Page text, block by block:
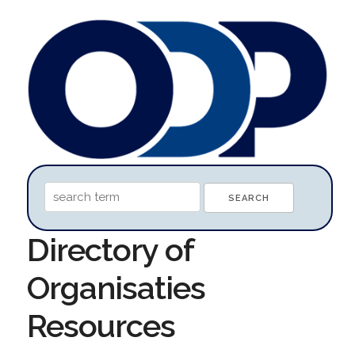
Directory of
Organisaties
Resources